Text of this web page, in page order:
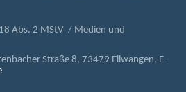
Abs. 2 MStV / Medien und
Straße 8, 73479 Ellwangen, E-